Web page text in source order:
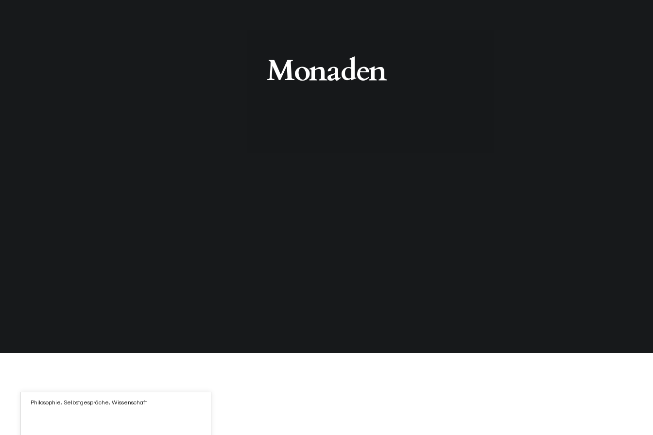
Monaden
Philosophie, Selbstgespräche, Wissenschaft